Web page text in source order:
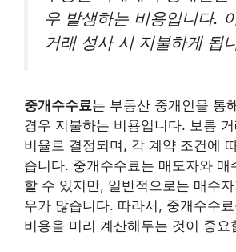
우 발생하는 비용입니다.
거래 성사 시 지불하게 됩
중개수수료는 부동산 중개인을 통
경우 지불하는 비용입니다. 보통
비율로 결정되며, 각 계약 조건에
습니다. 중개수수료는 매도자와 매
할 수 있지만, 일반적으로는 매수
우가 많습니다. 따라서, 중개수수
비용을 미리 계산해두는 것이 중요